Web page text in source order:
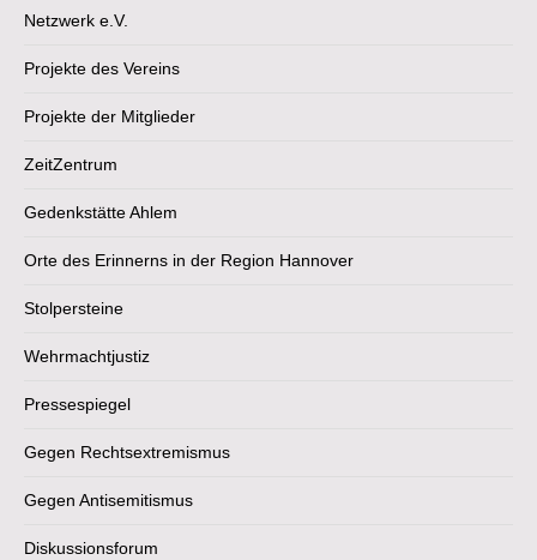
Netzwerk e.V.
Projekte des Vereins
Projekte der Mitglieder
ZeitZentrum
Gedenkstätte Ahlem
Orte des Erinnerns in der Region Hannover
Stolpersteine
Wehrmachtjustiz
Pressespiegel
Gegen Rechtsextremismus
Gegen Antisemitismus
Diskussionsforum